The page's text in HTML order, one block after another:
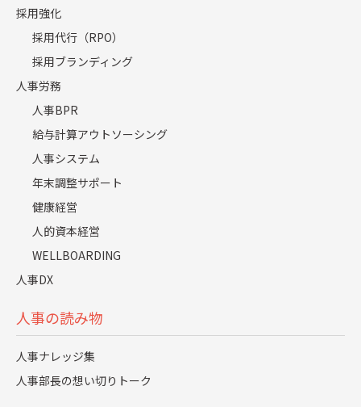
採用強化
採用代行（RPO）
採用ブランディング
人事労務
人事BPR
給与計算アウトソーシング
人事システム
年末調整サポート
健康経営
人的資本経営
WELLBOARDING
人事DX
人事の読み物
人事ナレッジ集
人事部長の想い切りトーク
失敗しない人事システムの選び方